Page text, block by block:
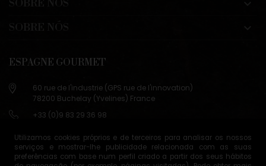
Utilizamos cookies próprios e de terceiros para analisar os nossos
serviços e mostrar-lhe publicidade relacionada com as suas
preferências com base num perfil criado a partir dos seus hábitos
ESPAGNE GOURMET
60 rue de l'industrie (GPS rue de l'innovation)
78200 Buchelay (Yvelines) France
+33 (0)9 83 29 36 98
78200 Buchelay (Yvelines) France
Contactez-nous